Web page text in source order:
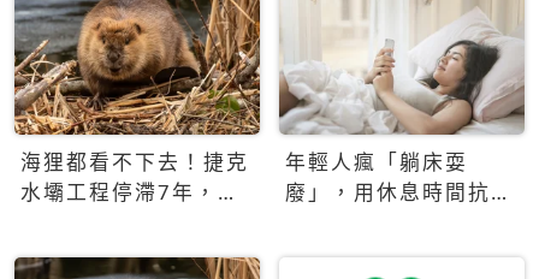
海狸都看不下去！捷克
水壩工程停滯7年，海
年輕人瘋「躺床耍
廢」，用休息時間抗拒